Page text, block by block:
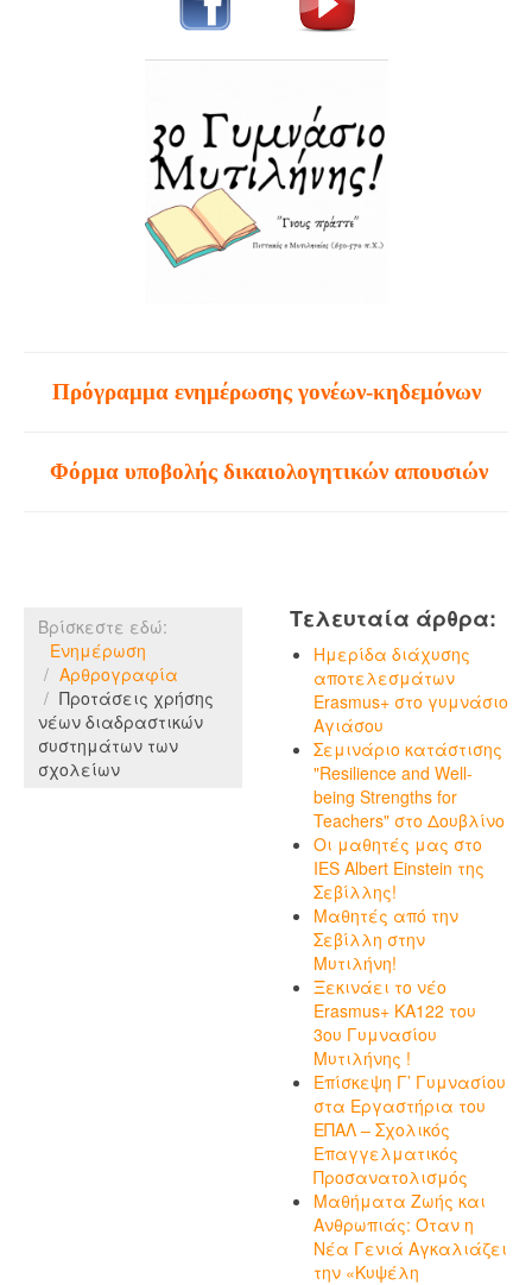
Πρόγραμμα ενημέρωσης γονέων-κηδεμόνων
Φόρμα υποβολής δικαιολογητικών απουσιών
Βρίσκεστε εδώ:
Ενημέρωση
Αρθρογραφία
Προτάσεις χρήσης
νέων διαδραστικών
συστημάτων των
σχολείων
Τελευταία άρθρα:
Ημερίδα διάχυσης
αποτελεσμάτων
Erasmus+ στο γυμνάσιο
Αγιάσου
Σεμινάριο κατάστισης
"Resilience and Well-
being Strengths for
Teachers" στο Δουβλίνο
Οι μαθητές μας στο
IES Albert Einstein της
Σεβίλλης!
Μαθητές από την
Σεβίλλη στην
Μυτιλήνη!
Ξεκινάει το νέο
Erasmus+ KA122 του
3ου Γυμνασίου
Μυτιλήνης !
Επίσκεψη Γ’ Γυμνασίου
στα Εργαστήρια του
ΕΠΑΛ – Σχολικός
Επαγγελματικός
Προσανατολισμός
Μαθήματα Ζωής και
Ανθρωπιάς: Όταν η
Νέα Γενιά Αγκαλιάζει
την «Κυψέλη